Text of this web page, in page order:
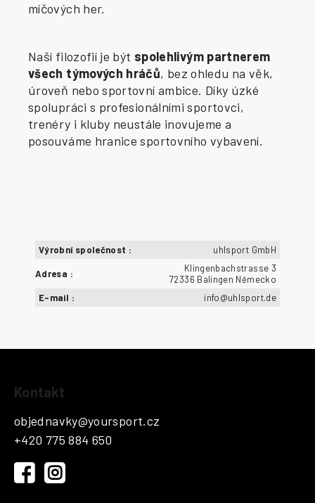
míčových her.
Naší filozofií je být spolehlivým partnerem
všech týmových hráčů, bez ohledu na věk,
úroveň nebo sportovní ambice. Díky úzké
spolupráci s profesionálními sportovci,
trenéry i kluby neustále inovujeme a
posouváme hranice sportovního vybavení.
Výrobní společnost : uhlsport GmbH
Adresa :
Klingenbachstrasse 3
72336 Balingen Německo
E-mail : info@uhlsport.de
Kontakt
objednavky@yoursport.cz
+420 775 884 650